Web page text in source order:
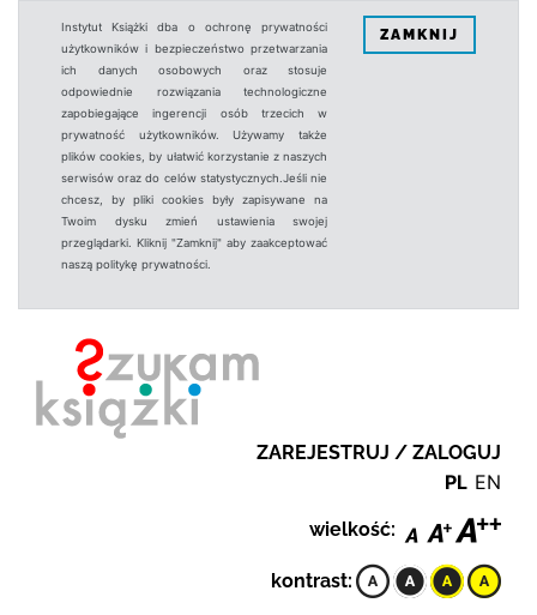
Instytut Książki dba o ochronę prywatności
użytkowników i bezpieczeństwo przetwarzania
ich danych osobowych oraz stosuje
odpowiednie rozwiązania technologiczne
zapobiegające ingerencji osób trzecich w
prywatność użytkowników. Używamy także
plików cookies, by ułatwić korzystanie z naszych
serwisów oraz do celów statystycznych.Jeśli nie
chcesz, by pliki cookies były zapisywane na
Twoim dysku zmień ustawienia swojej
przeglądarki. Kliknij "Zamknij" aby zaakceptować
naszą politykę prywatności.
ZAMKNIJ
ZAREJESTRUJ / ZALOGUJ
PL EN
wielkość:
kontrast: